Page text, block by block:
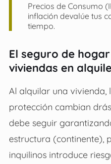
Precios de Consumo
inflación devalúe tus
tiempo.
El seguro de
viviendas en
Al alquilar una vivienda,
protección cambian
debe seguir
estructura (continente),
inquilinos introduce